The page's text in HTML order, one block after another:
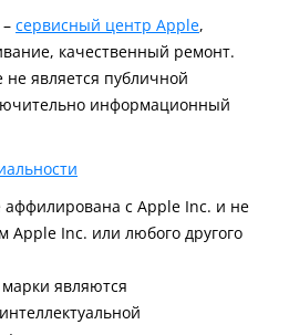
сервисный центр Apple,
качественный ремонт.
является публичной
информационный
c Apple Inc. и не
Apple Inc. или любого другого
являются